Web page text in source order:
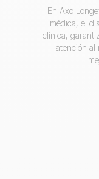
En Axo
médica, el
clínica,
atención al